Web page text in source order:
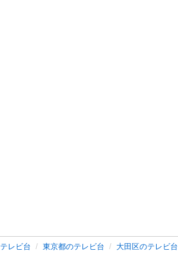
テレビ台 東京都のテレビ台 大田区のテレビ台